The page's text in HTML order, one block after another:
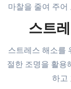
마찰을 줄여 주
스트
스트레스 해소를
절한 조명을 활용
하고